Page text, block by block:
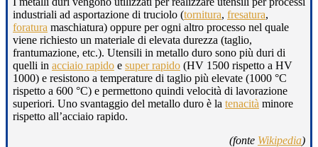
industriali ad asportazione di truciolo (tornitura, fresatura,
foratura maschiatura) oppure per ogni altro processo nel quale
viene richiesto un materiale di elevata durezza (taglio,
frantumazione, etc.). Utensili in metallo duro sono più duri di
quelli in acciaio rapido e super rapido (HV 1500 rispetto a HV
1000) e resistono a temperature di taglio più elevate (1000 °C
rispetto a 600 °C) e permettono quindi velocità di lavorazione
superiori. Uno svantaggio del metallo duro è la tenacità minore
rispetto all’acciaio rapido.
(fonte Wikipedia)